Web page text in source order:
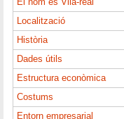
Localització
Història
Dades útils
Estructura econòmica
Costums
Entorn empresarial